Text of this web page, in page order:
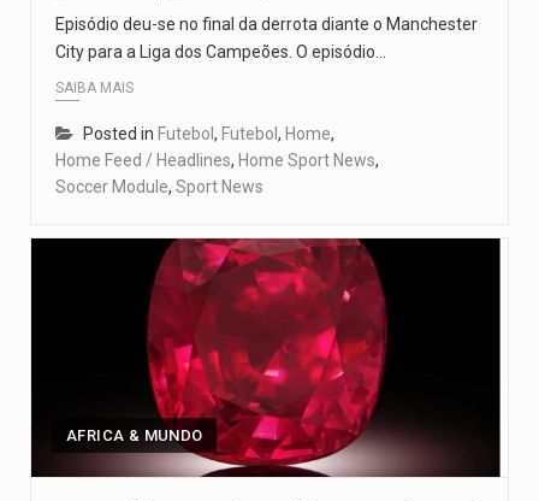
Episódio deu-se no final da derrota diante o Manchester
City para a Liga dos Campeões. O episódio…
SAIBA MAIS
Posted in Futebol , Futebol , Home,
Home Feed / Headlines, Home Sport News,
Soccer Module, Sport News
AFRICA & MUNDO